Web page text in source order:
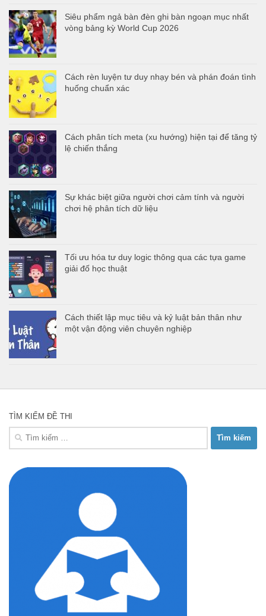
Siêu phẩm ngả bàn đèn ghi bàn ngoạn mục nhất
vòng bảng kỳ World Cup 2026
Cách rèn luyện tư duy nhạy bén và phán đoán tình
huống chuẩn xác
Cách phân tích meta (xu hướng) hiện tại để tăng tỷ
lệ chiến thắng
Sự khác biệt giữa người chơi cảm tính và người
chơi hệ phân tích dữ liệu
Tối ưu hóa tư duy logic thông qua các tựa game
giải đố học thuật
Cách thiết lập mục tiêu và kỷ luật bản thân như
một vận động viên chuyên nghiệp
TÌM KIẾM ĐỀ THI
Tìm